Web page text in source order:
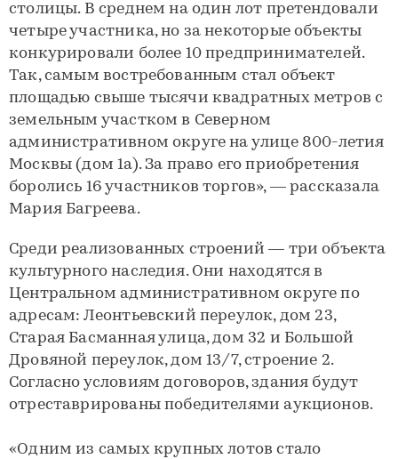
столицы. В среднем на один лот претендовали
четыре участника, но за некоторые объекты
конкурировали более 10 предпринимателей.
Так, самым востребованным стал объект
площадью свыше тысячи квадратных метров с
земельным участком в Северном
административном округе на улице 800-летия
Москвы (дом 1а). За право его приобретения
боролись 16 участников торгов», — рассказала
Мария Багреева.
Среди реализованных строений — три объекта
культурного наследия. Они находятся в
Центральном административном округе по
адресам: Леонтьевский переулок, дом 23,
Старая Басманная улица, дом 32 и Большой
Дровяной переулок, дом 13/7, строение 2.
Согласно условиям договоров, здания будут
отреставрированы победителями аукционов.
«Одним из самых крупных лотов стало